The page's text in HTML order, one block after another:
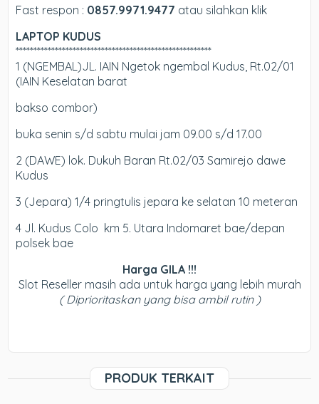
Fast respon : 0857.9971.9477 atau silahkan klik
LAPTOP KUDUS
*******************************************************
1 (NGEMBAL)JL. IAIN Ngetok ngembal Kudus, Rt.02/01
(IAIN Keselatan barat
bakso combor)
buka senin s/d sabtu mulai jam 09.00 s/d 17.00
2 (DAWE) lok. Dukuh Baran Rt.02/03 Samirejo dawe
Kudus
3 (Jepara) 1/4 pringtulis jepara ke selatan 10 meteran
4 Jl. Kudus Colo km 5. Utara Indomaret bae/depan
polsek bae
Harga GILA !!!
Slot Reseller masih ada untuk harga yang lebih murah
( Diprioritaskan yang bisa ambil rutin )
PRODUK TERKAIT